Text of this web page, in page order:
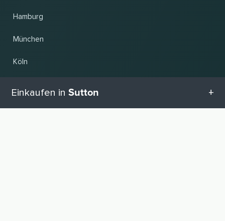
Hamburg
München
Köln
Hannover
Einkaufen in Sutton